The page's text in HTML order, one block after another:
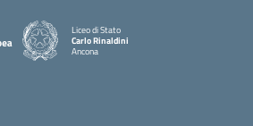
Liceo di Stato
Carlo Rinaldini
Ancona